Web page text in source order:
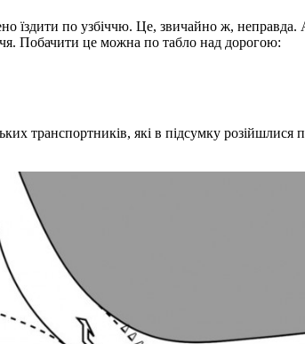
їздити по узбіччю. Це, звичайно ж,
Побачити це можна по табло над дорогою:
транспортників, які в підсумку